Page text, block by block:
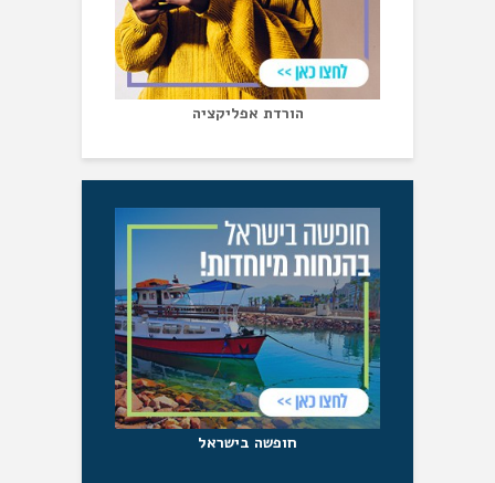
הורדת אפליקציה
חופשה בישראל